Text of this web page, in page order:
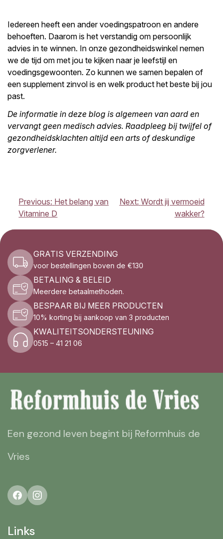
Iedereen heeft een ander voedingspatroon en andere
behoeften. Daarom is het verstandig om persoonlijk
advies in te winnen. In onze gezondheidswinkel nemen
we de tijd om met jou te kijken naar je leefstijl en
voedingsgewoonten. Zo kunnen we samen bepalen of
een supplement zinvol is en welk product het beste bij jou
past.
De informatie in deze blog is algemeen van aard en
vervangt geen medisch advies. Raadpleeg bij twijfel of
gezondheidsklachten altijd een arts of deskundige
zorgverlener.
BERICHT
NAVIGATIE
Previous: Het belang van
Vitamine D
Next: Wordt jij vermoeid
wakker?
GRATIS VERZENDING
voor bestellingen boven de €130
BETALING & BELEID
Meerdere betaalmethoden.
BESPAAR BIJ MEER PRODUCTEN
10% korting bij aankoop van 3 producten
KWALITEITSONDERSTEUNING
0515 – 41 21 06
Een gezond leven begint bij Reformhuis de
Vries
Links